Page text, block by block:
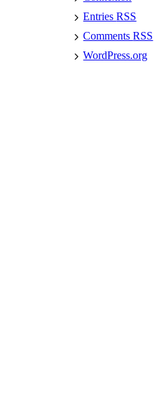
EntriesRSS
CommentsRSS
WordPress.org